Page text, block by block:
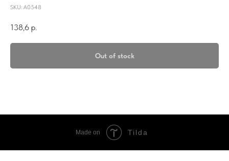
SKU: A0548
138,6 р.
Out of stock
Made on Tilda